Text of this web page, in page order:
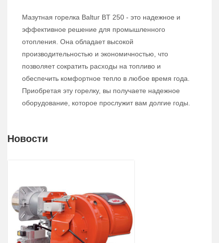
Мазутная горелка Baltur BT 250 - это надежное и
эффективное решение для промышленного
отопления. Она обладает высокой
производительностью и экономичностью, что
позволяет сократить расходы на топливо и
обеспечить комфортное тепло в любое время года.
Приобретая эту горелку, вы получаете надежное
оборудование, которое прослужит вам долгие годы.
Новости